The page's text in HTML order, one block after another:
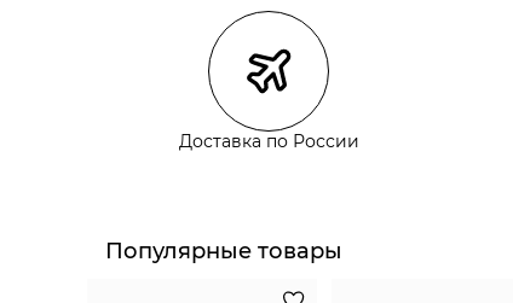
Курьерская доставка СДЭК
Самовывоз из пункта выдачи СДЭК
Самовывоз из наших магазинов
Доставка по России
Популярные товары